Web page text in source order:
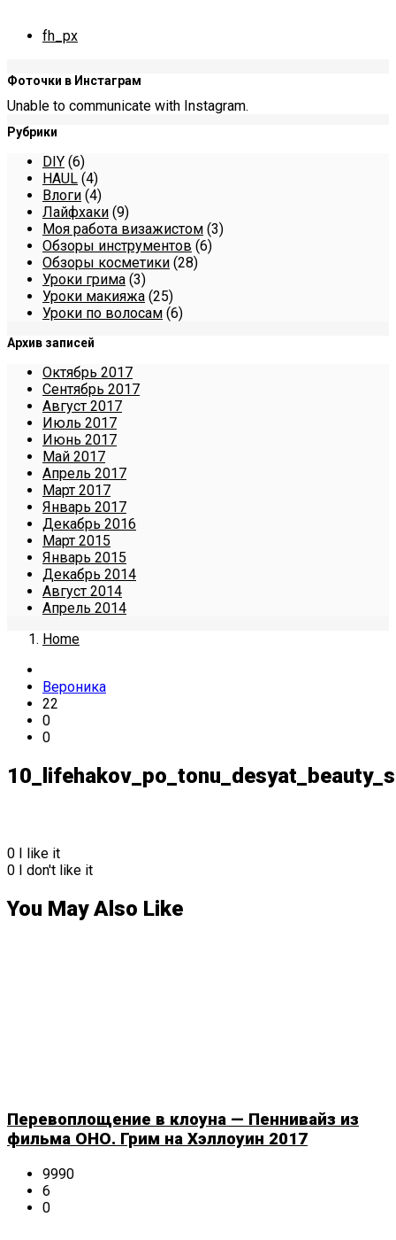
fh_px
Фоточки в Инстаграм
Unable to communicate with Instagram.
Рубрики
DIY (6)
HAUL (4)
Влоги (4)
Лайфхаки (9)
Моя работа визажистом (3)
Обзоры инструментов (6)
Обзоры косметики (28)
Уроки грима (3)
Уроки макияжа (25)
Уроки по волосам (6)
Архив записей
Октябрь 2017
Сентябрь 2017
Август 2017
Июль 2017
Июнь 2017
Май 2017
Апрель 2017
Март 2017
Январь 2017
Декабрь 2016
Март 2015
Январь 2015
Декабрь 2014
Август 2014
Апрель 2014
Home
Вероника
22
0
0
0 I like it
0 I don't like it
You May Also Like
Перевоплощение в клоуна — Пеннивайз из
фильма ОНО. Грим на Хэллоуин 2017
9990
6
0